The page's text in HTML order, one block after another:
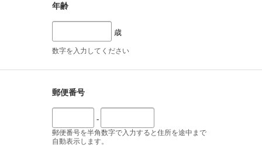
年齢
歳
数字を入力してください
郵便番号
-
郵便番号を半角数字で入力すると住所を途中まで
自動表示します。